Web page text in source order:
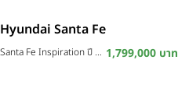
Hyundai Santa Fe
Santa Fe Inspiration ปี 2026 1,799,000 บาท